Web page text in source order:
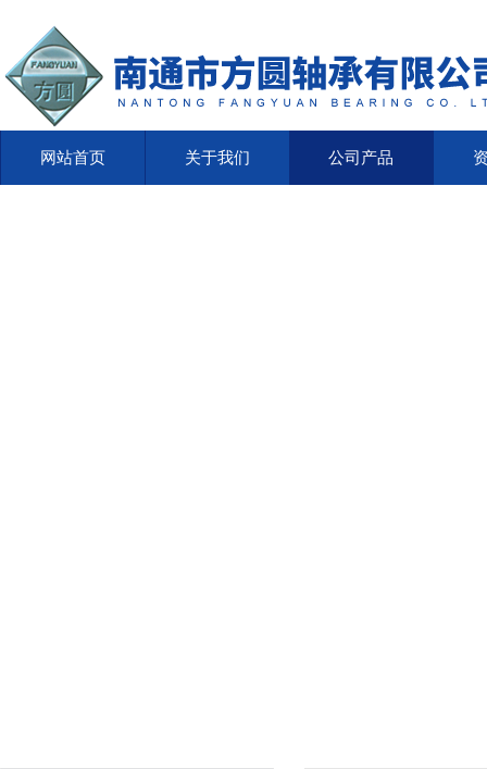
网站首页
网站首页
关于我们
关于我们
公司产品
公司产品